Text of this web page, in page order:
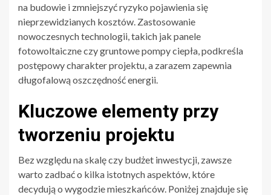
na budowie i zmniejszyć ryzyko pojawienia się
nieprzewidzianych kosztów. Zastosowanie
nowoczesnych technologii, takich jak panele
fotowoltaiczne czy gruntowe pompy ciepła, podkreśla
postępowy charakter projektu, a zarazem zapewnia
długofalową oszczędność energii.
Kluczowe elementy przy
tworzeniu projektu
Bez względu na skalę czy budżet inwestycji, zawsze
warto zadbać o kilka istotnych aspektów, które
decydują o wygodzie mieszkańców. Poniżej znajduje się